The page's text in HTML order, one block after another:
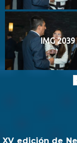
IMG 2039
XV edición de